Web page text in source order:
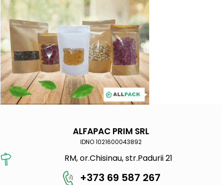
ALFAPAC PRIM SRL
IDNO 1021600043892
RM, or.Chisinau, str.Padurii 21
+373 69 587 267